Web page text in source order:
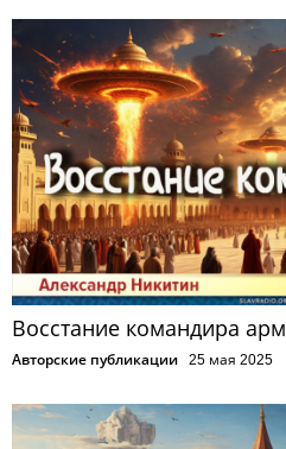
Восстание командира
Авторские публикации 25 мая 2025